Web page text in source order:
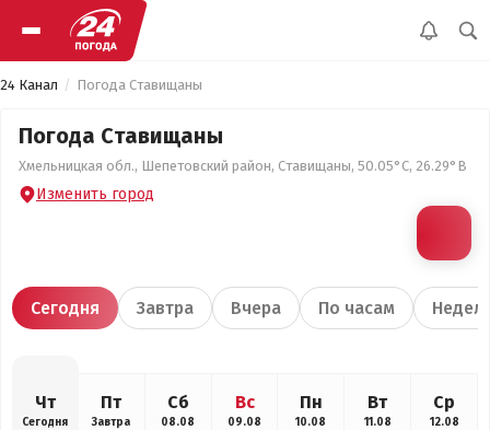
24 Канал Погода Ставищаны
Погода Ставищаны
Хмельницкая обл., Шепетовский район, Ставищаны, 50.05°С, 26.29°В
Изменить город
Сегодня Завтра Вчера По часам
Чт
Сегодня
Пт
Завтра
Сб
08.08
Вс
09.08
Пн
10.08
Вт
11.08
Ср
12.08